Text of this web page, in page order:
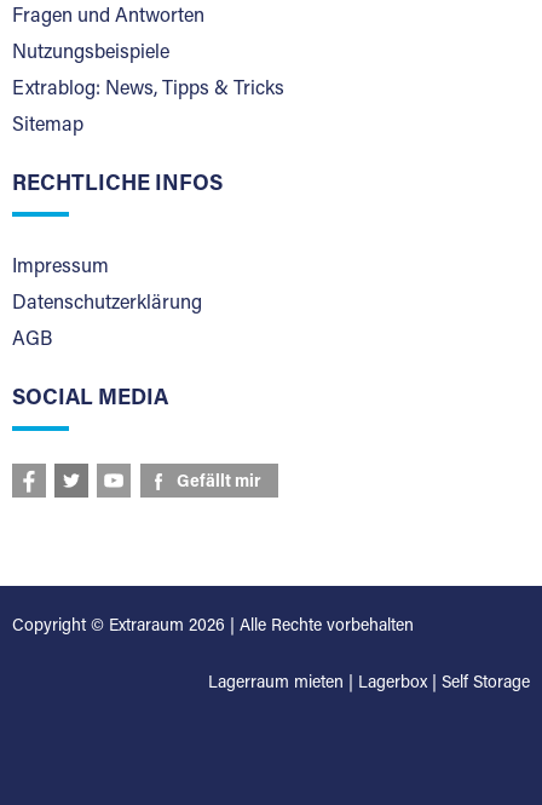
Fragen und Antworten
Nutzungsbeispiele
Extrablog: News, Tipps & Tricks
Sitemap
RECHTLICHE INFOS
Impressum
Datenschutzerklärung
AGB
SOCIAL MEDIA
Gefällt mir
Copyright © Extraraum 2026 | Alle Rechte vorbehalten
Lagerraum mieten Lagerbox Self Storage